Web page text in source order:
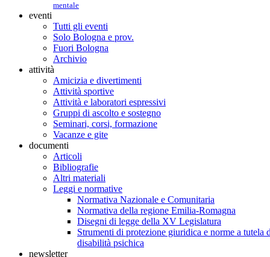
mentale
eventi
Tutti gli eventi
Solo Bologna e prov.
Fuori Bologna
Archivio
attività
Amicizia e divertimenti
Attività sportive
Attività e laboratori espressivi
Gruppi di ascolto e sostegno
Seminari, corsi, formazione
Vacanze e gite
documenti
Articoli
Bibliografie
Altri materiali
Leggi e normative
Normativa Nazionale e Comunitaria
Normativa della regione Emilia-Romagna
Disegni di legge della XV Legislatura
Strumenti di protezione giuridica e norme a tutela
disabilità psichica
newsletter